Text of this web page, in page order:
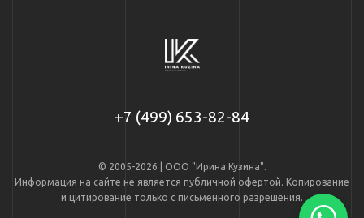
+7 (499) 653-82-84
© 2005-2026 | ООО "Ирина Кузина".
Информация на сайте не является публичной офертой. Копирование
и цитирование только с письменного разрешения.